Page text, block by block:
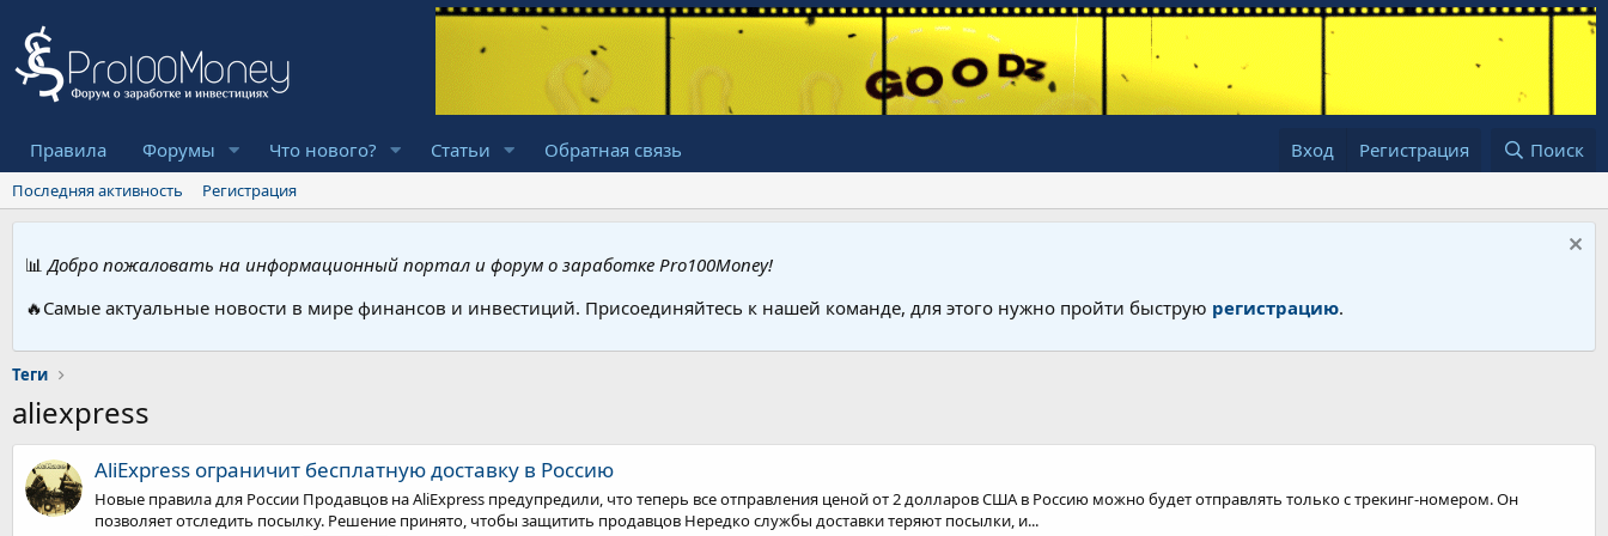
Правила Форумы Что нового? Статьи Обратная связь Вход Регистрация Поиск
Последняя активность Регистрация
📊 Добро пожаловать на информационный портал и форум о заработке Pro100Money!
🔥Самые актуальные новости в мире финансов и инвестиций. Присоединяйтесь к нашей команде, для этого нужно пройти быструю регистрацию.
Теги
aliexpress
AliExpress ограничит бесплатную доставку в Россию
Новые правила для России Продавцов на AliExpress предупредили, что теперь все отправления ценой от 2 долларов США в Россию можно будет отправлять только с трекинг-номером. Он
позволяет отследить посылку. Решение принято, чтобы защитить продавцов Нередко службы доставки теряют посылки, и...